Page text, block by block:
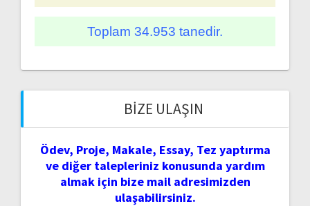
Toplam 34.953 tanedir.
BIZE ULAŞIN
Ödev, Proje, Makale, Essay, Tez yaptırma
ve diğer talepleriniz konusunda yardım
almak için bize mail adresimizden
ulaşabilirsiniz.